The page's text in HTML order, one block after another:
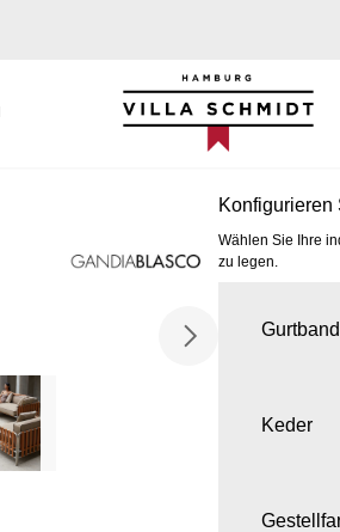
Villa Schmidt
Konfigurieren
Wählen Sie Ihre
zu legen.
Gurtband
Keder